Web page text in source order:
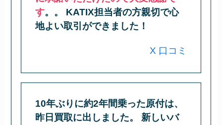
す。。 KATIX担当者の方親切で心
地よい取引ができました！
X 口コミ
10年ぶりに約2年間乗った原付は、
昨日買取に出しました。 新しいバ